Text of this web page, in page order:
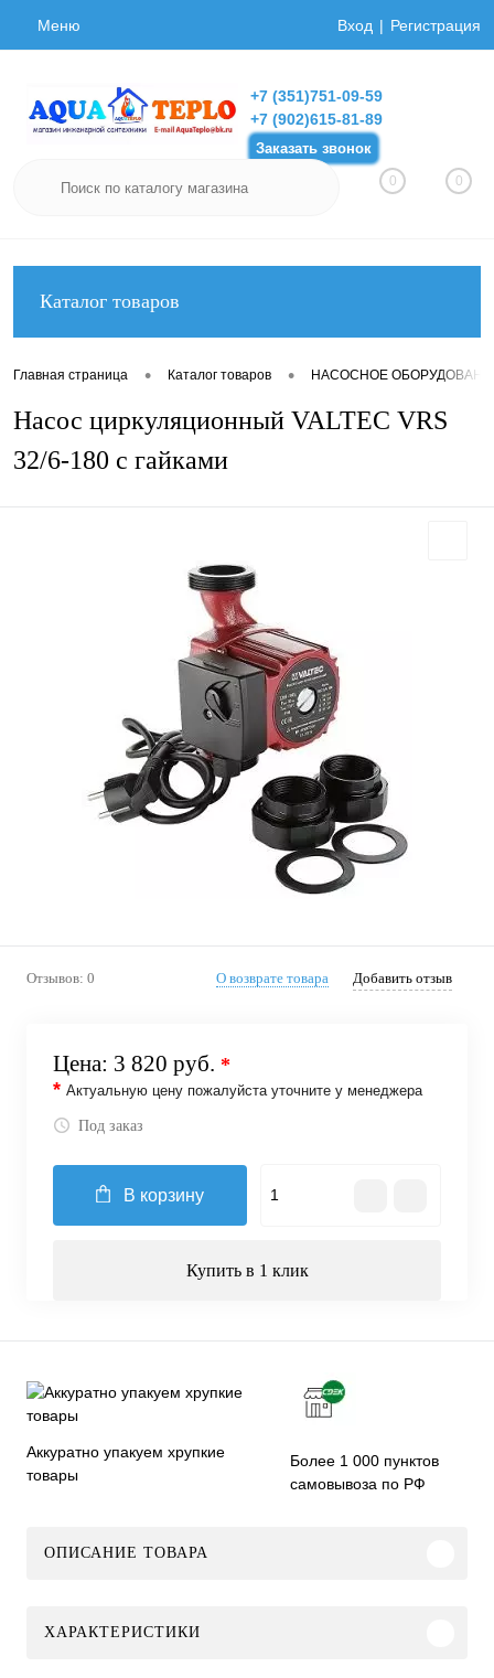
Меню Вход Регистрация
+7 (351)751-09-59
+7 (902)615-81-89
Заказать звонок
0 0
Каталог товаров
Главная страница • Каталог товаров • НАСОСНОЕ
Насос циркуляционный VALTEC VRS
32/6-180 с гайками
Отзывов: 0 О возврате товара Добавить отзыв
Цена: 3 820 руб. *
* Актуальную цену пожалуйста уточните у менеджера
Под заказ
В корзину
Купить в 1 клик
Аккуратно упакуем хрупкие
товары
Более 1 000 пунктов
самовывоза по РФ
ОПИСАНИЕ ТОВАРА
ХАРАКТЕРИСТИКИ